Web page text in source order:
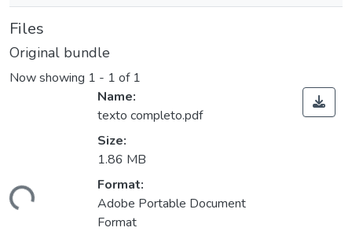
Files
Original bundle
Now showing 1 - 1 of 1
Name:
texto completo.pdf
Size:
1.86 MB
Format:
Adobe Portable Document
Format